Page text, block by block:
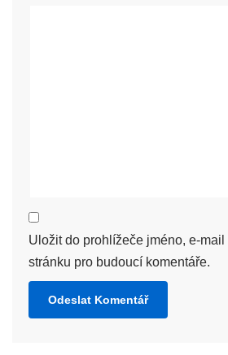
Uložit do prohlížeče jméno, e-mail
stránku pro budoucí komentáře.